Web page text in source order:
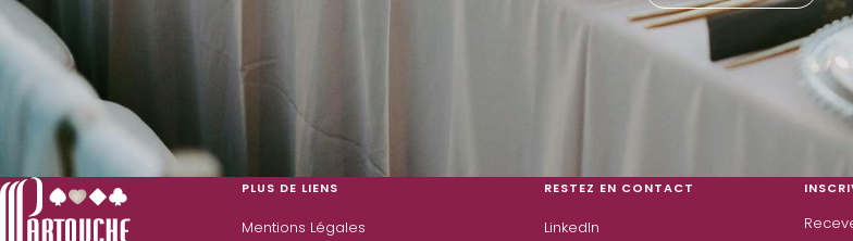
PLUS DE LIENS
Mentions Légales
RESTEZ EN CONTACT
LinkedIn